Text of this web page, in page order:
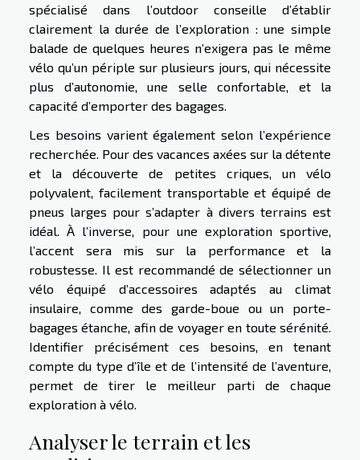
spécialisé dans l’outdoor conseille d’établir
clairement la durée de l’exploration : une simple
balade de quelques heures n’exigera pas le même
vélo qu’un périple sur plusieurs jours, qui nécessite
plus d’autonomie, une selle confortable, et la
capacité d’emporter des bagages.
Les besoins varient également selon l’expérience
recherchée. Pour des vacances axées sur la détente
et la découverte de petites criques, un vélo
polyvalent, facilement transportable et équipé de
pneus larges pour s’adapter à divers terrains est
idéal. À l’inverse, pour une exploration sportive,
l’accent sera mis sur la performance et la
robustesse. Il est recommandé de sélectionner un
vélo équipé d’accessoires adaptés au climat
insulaire, comme des garde-boue ou un porte-
bagages étanche, afin de voyager en toute sérénité.
Identifier précisément ces besoins, en tenant
compte du type d’île et de l’intensité de l’aventure,
permet de tirer le meilleur parti de chaque
exploration à vélo.
Analyser le terrain et les